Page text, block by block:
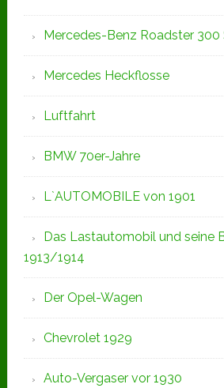
Mercedes-Benz Roadster 300
Mercedes Heckflosse
Luftfahrt
BMW 70er-Jahre
L`AUTOMOBILE von 1901
Das Lastautomobil und seine
1913/1914
Der Opel-Wagen
Chevrolet 1929
Auto-Vergaser vor 1930